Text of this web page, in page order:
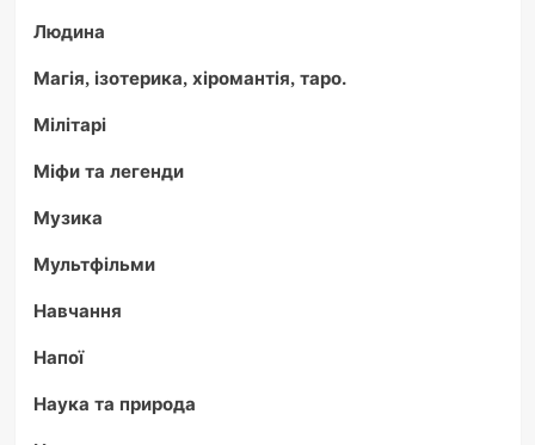
Людина
Магія, ізотерика, хіромантія, таро.
Мілітарі
Міфи та легенди
Музика
Мультфільми
Навчання
Напої
Наука та природа